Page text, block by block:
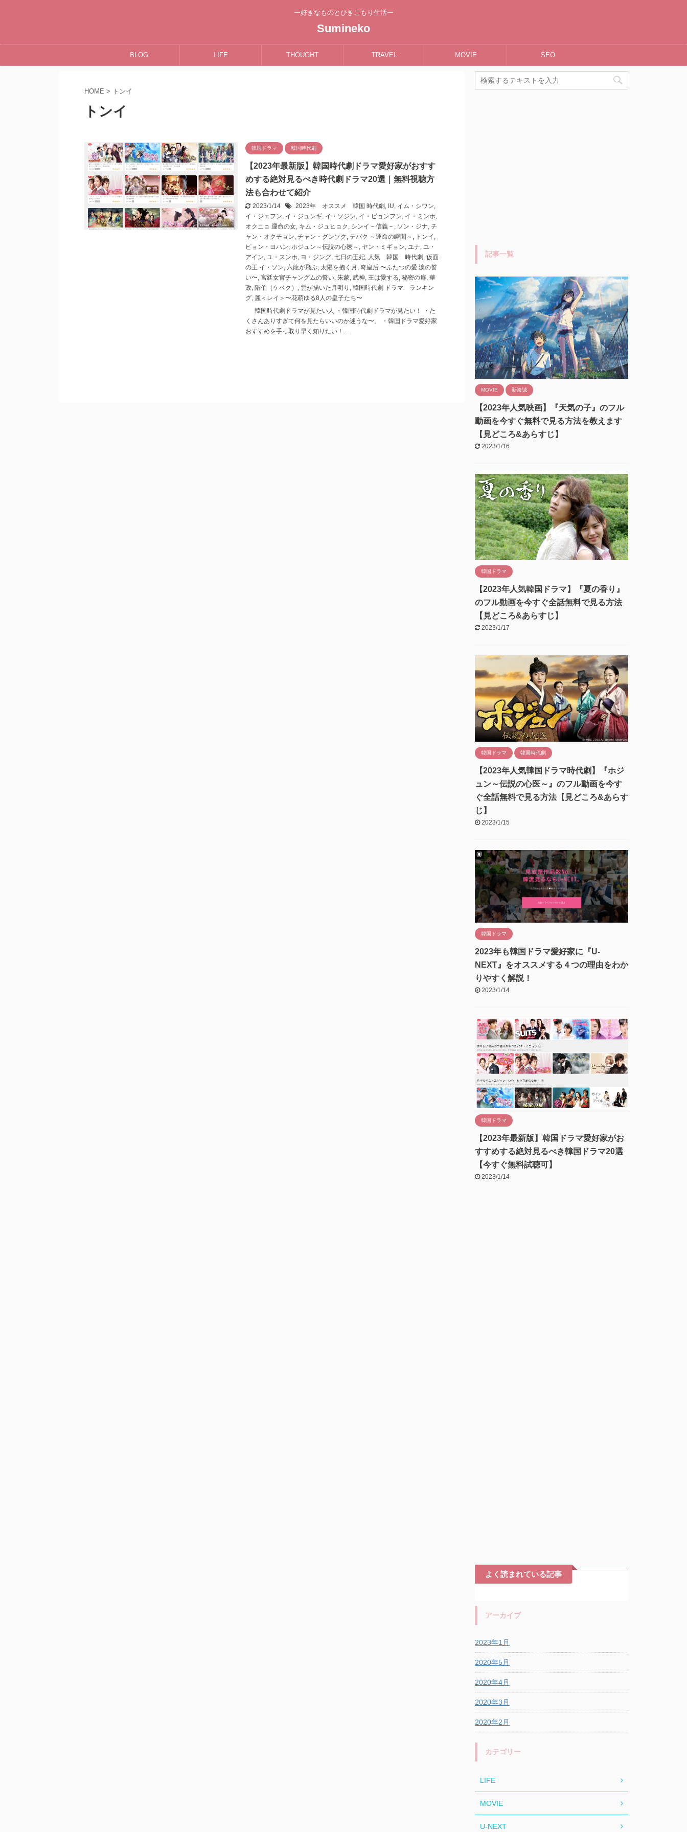
ー好きなものとひきこもり生活ー
Sumineko
BLOG LIFE THOUGHT TRAVEL MOVIE SEO
HOME > トンイ
トンイ
韓国ドラマ 韓国時代劇
【2023年最新版】韓国時代劇ドラマ愛好家がおすす
めする絶対見るべき時代劇ドラマ20選｜無料視聴方
法も合わせて紹介
2023/1/14 2023年 オススメ 韓国 時代劇 , IU, イム・シワン,
イ・ジェフン, イ・ジュンギ, イ・ソジン, イ・ビョンフン, イ・ミンホ,
オクニョ 運命の女, キム・ジュヒョク , シンイ－信義－ , ソン・ジナ, チ
ャン・オクチョン, チャン・グンソク , テバク ～運命の瞬間～ , トンイ ,
ピョン・ヨハン, ホジュン～伝説の心医～ , ヤン・ミギョン, ユナ, ユ・
アイン, ユ・スンホ, ヨ・ジング, 七日の王妃, 人気 韓国 時代劇 , 仮面
の王 イ・ソン, 六龍が飛ぶ, 太陽を抱く月 , 奇皇后 〜ふたつの愛 涙の誓
い〜, 宮廷女官チャングムの誓い, 朱蒙, 武神, 王は愛する, 秘密の扉, 華
政, 階伯（ケベク） , 雲が描いた月明り , 韓国時代劇 ドラマ ランキン
グ, 麗＜レイ＞〜花萌ゆる8人の皇子たち〜
韓国時代劇ドラマが見たい人 ・韓国時代劇ドラマが見たい！ ・た
くさんありすぎて何を見たらいいのか迷うな〜。 ・韓国ドラマ愛好家
おすすめを手っ取り早く知りたい！ ...
記事一覧
MOVIE 新海誠
【2023年人気映画】『天気の子』のフル
動画を今すぐ無料で見る方法を教えます
【見どころ&あらすじ】
2023/1/16
韓国ドラマ
【2023年人気韓国ドラマ】『夏の香り』
のフル動画を今すぐ全話無料で見る方法
【見どころ&あらすじ】
2023/1/17
韓国ドラマ 韓国時代劇
【2023年人気韓国ドラマ時代劇】『ホジ
ュン～伝説の心医～』のフル動画を今す
ぐ全話無料で見る方法【見どころ&あらす
じ】
2023/1/15
韓国ドラマ
2023年も韓国ドラマ愛好家に『U-
NEXT』をオススメする４つの理由をわか
りやすく解説！
2023/1/14
韓国ドラマ
【2023年最新版】韓国ドラマ愛好家がお
すすめする絶対見るべき韓国ドラマ20選
【今すぐ無料試聴可】
2023/1/14
よく読まれている記事
アーカイブ
2023年1月
2020年5月
2020年4月
2020年3月
2020年2月
カテゴリー
LIFE
MOVIE
U-NEXT